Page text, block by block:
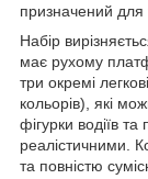
призначений для
Набір
має рухому
три окремі
кольорів), які
фігурки водіїв
реалістичними.
та повністю